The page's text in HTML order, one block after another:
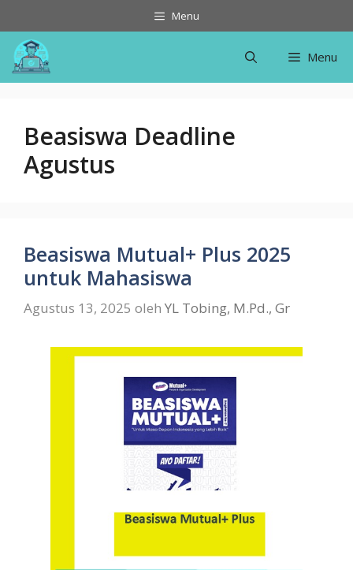
ke
Menu
Menu
Beasiswa Deadline
Agustus
Beasiswa Mutual+ Plus 2025
untuk Mahasiswa
Agustus 13, 2025 oleh YL Tobing, M.Pd., Gr